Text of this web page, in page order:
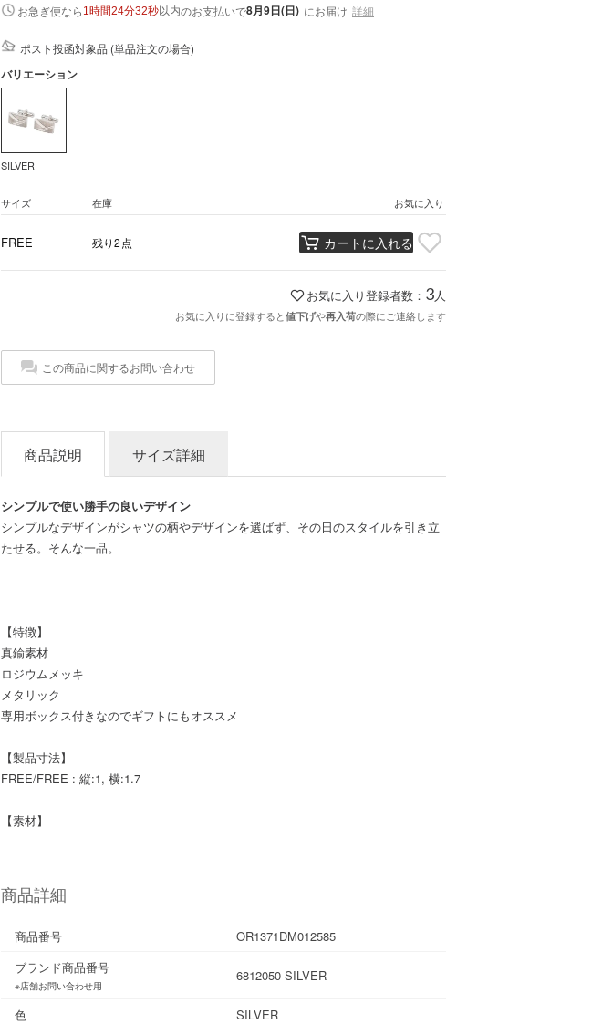
お急ぎ便なら 1時間24分32秒以内のお支払いで8月9日(日) にお届け 詳細
ポスト投函対象品 (単品注文の場合)
バリエーション
SILVER
サイズ 在庫 お気に入り
FREE 残り2点 カートに入れる
お気に入り登録者数： 3 人
お気に入りに登録すると値下げや再入荷の際にご連絡します
この商品に関するお問い合わせ
商品説明 サイズ詳細
シンプルで使い勝手の良いデザイン
シンプルなデザインがシャツの柄やデザインを選ばず、その日のスタイルを引き立
たせる。そんな一品。
【特徴】
真鍮素材
ロジウムメッキ
メタリック
専用ボックス付きなのでギフトにもオススメ
【製品寸法】
FREE/FREE : 縦:1, 横:1.7
【素材】
-
商品詳細
商品番号
OR1371DM012585
ブランド商品番号
※店舗お問い合わせ用
6812050 SILVER
色
SILVER